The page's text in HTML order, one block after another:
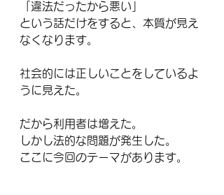
「違法だったから悪い」
という話だけをすると、本質が見え
なくなります。
社会的には正しいことをしているよ
うに見えた。
だから利用者は増えた。
しかし法的な問題が発生した。
ここに今回のテーマがあります。